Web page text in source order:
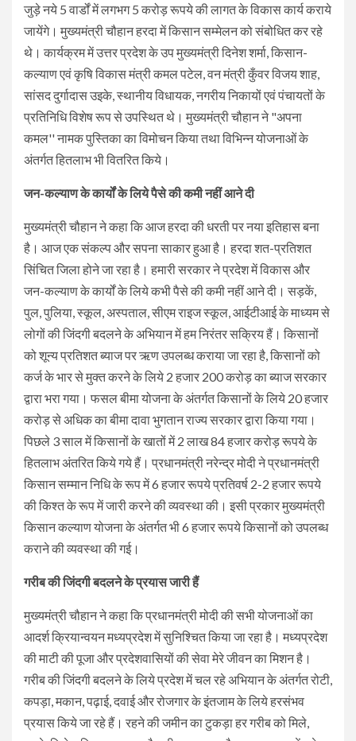
जुड़े नये 5 वार्डों में लगभग 5 करोड़ रूपये की लागत के विकास कार्य कराये
जायेंगे। मुख्यमंत्री चौहान हरदा में किसान सम्मेलन को संबोधित कर रहे
थे। कार्यक्रम में उत्तर प्रदेश के उप मुख्यमंत्री दिनेश शर्मा, किसान-
कल्याण एवं कृषि विकास मंत्री कमल पटेल, वन मंत्री कुँवर विजय शाह,
सांसद दुर्गादास उइके, स्थानीय विधायक, नगरीय निकायों एवं पंचायतों के
प्रतिनिधि विशेष रूप से उपस्थित थे। मुख्यमंत्री चौहान ने "अपना
कमल'' नामक पुस्तिका का विमोचन किया तथा विभिन्न योजनाओं के
अंतर्गत हितलाभ भी वितरित किये।
जन-कल्याण के कार्यों के लिये पैसे की कमी नहीं आने दी
मुख्यमंत्री चौहान ने कहा कि आज हरदा की धरती पर नया इतिहास बना
है। आज एक संकल्प और सपना साकार हुआ है। हरदा शत-प्रतिशत
सिंचित जिला होने जा रहा है। हमारी सरकार ने प्रदेश में विकास और
जन-कल्याण के कार्यों के लिये कभी पैसे की कमी नहीं आने दी। सड़कें,
पुल, पुलिया, स्कूल, अस्पताल, सीएम राइज स्कूल, आईटीआई के माध्यम से
लोगों की जिंदगी बदलने के अभियान में हम निरंतर सक्रिय हैं। किसानों
को शून्य प्रतिशत ब्याज पर ऋण उपलब्ध कराया जा रहा है, किसानों को
कर्ज के भार से मुक्त करने के लिये 2 हजार 200 करोड़ का ब्याज सरकार
द्वारा भरा गया। फसल बीमा योजना के अंतर्गत किसानों के लिये 20 हजार
करोड़ से अधिक का बीमा दावा भुगतान राज्य सरकार द्वारा किया गया।
पिछले 3 साल में किसानों के खातों में 2 लाख 84 हजार करोड़ रूपये के
हितलाभ अंतरित किये गये हैं। प्रधानमंत्री नरेन्द्र मोदी ने प्रधानमंत्री
किसान सम्मान निधि के रूप में 6 हजार रूपये प्रतिवर्ष 2-2 हजार रूपये
की किश्त के रूप में जारी करने की व्यवस्था की। इसी प्रकार मुख्यमंत्री
किसान कल्याण योजना के अंतर्गत भी 6 हजार रूपये किसानों को उपलब्ध
कराने की व्यवस्था की गई।
गरीब की जिंदगी बदलने के प्रयास जारी हैं
मुख्यमंत्री चौहान ने कहा कि प्रधानमंत्री मोदी की सभी योजनाओं का
आदर्श क्रियान्वयन मध्यप्रदेश में सुनिश्चित किया जा रहा है। मध्यप्रदेश
की माटी की पूजा और प्रदेशवासियों की सेवा मेरे जीवन का मिशन है।
गरीब की जिंदगी बदलने के लिये प्रदेश में चल रहे अभियान के अंतर्गत रोटी,
कपड़ा, मकान, पढ़ाई, दवाई और रोजगार के इंतजाम के लिये हरसंभव
प्रयास किये जा रहे हैं। रहने की जमीन का टुकड़ा हर गरीब को मिले,